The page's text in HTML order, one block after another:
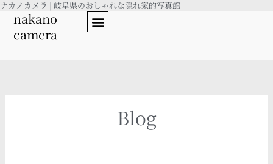
内
ナカノカメラ | 岐阜県のおしゃれな隠れ家的写真館
nakano
camera
Blog